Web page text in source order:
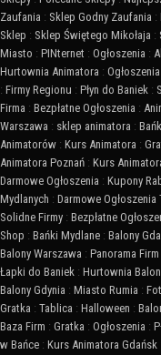
Zaufania : Sklep Godny Zaufania :
Sklep : Sklep Świętego Mikołaja :
Miasto : PINternet : Ogłoszenia :
Hurtownia Animatora : Ogłoszenia
: Firmy Regionu : Płyn do Baniek :
Firma : Bezpłatne Ogłoszenia :
Warszawa : sklep animatora :
Animatorów : Kurs Animatora :
Animatora Poznań : Kurs
Darmowe Ogłoszenia : Kupony
Mydlanych : Darmowe
Solidne Firmy : Bezpłatne
Shop : Bańki Mydlane : Balony
Balony Warszawa : Panorama Firm
Łapki do Baniek : Hurtownia
Balony Gdynia : Miasto Rumia :
Gratka : Tablica : Halloween :
Baza Firm : Gratka : Ogłoszenia :
w Bańce : Kurs Animatora Gdańsk